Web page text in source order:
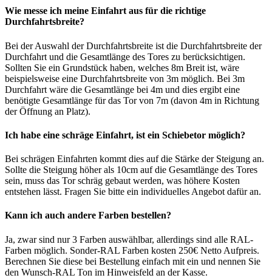
Wie messe ich meine Einfahrt aus für die richtige
Durchfahrtsbreite?
Bei der Auswahl der Durchfahrtsbreite ist die Durchfahrtsbreite der
Durchfahrt und die Gesamtlänge des Tores zu berücksichtigen.
Sollten Sie ein Grundstück haben, welches 8m Breit ist, wäre
beispielsweise eine Durchfahrtsbreite von 3m möglich. Bei 3m
Durchfahrt wäre die Gesamtlänge bei 4m und dies ergibt eine
benötigte Gesamtlänge für das Tor von 7m (davon 4m in Richtung
der Öffnung an Platz).
Ich habe eine schräge Einfahrt, ist ein Schiebetor möglich?
Bei schrägen Einfahrten kommt dies auf die Stärke der Steigung an.
Sollte die Steigung höher als 10cm auf die Gesamtlänge des Tores
sein, muss das Tor schräg gebaut werden, was höhere Kosten
entstehen lässt. Fragen Sie bitte ein individuelles Angebot dafür an.
Kann ich auch andere Farben bestellen?
Ja, zwar sind nur 3 Farben auswählbar, allerdings sind alle RAL-
Farben möglich. Sonder-RAL Farben kosten 250€ Netto Aufpreis.
Berechnen Sie diese bei Bestellung einfach mit ein und nennen Sie
den Wunsch-RAL Ton im Hinweisfeld an der Kasse.